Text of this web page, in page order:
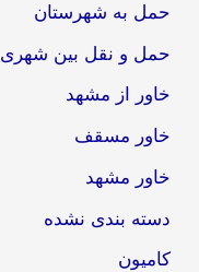
حمل به شهرستان
حمل و نقل بین شهری
خاور از مشهد
خاور مسقف
خاور مشهد
دسته بندی نشده
کامیون